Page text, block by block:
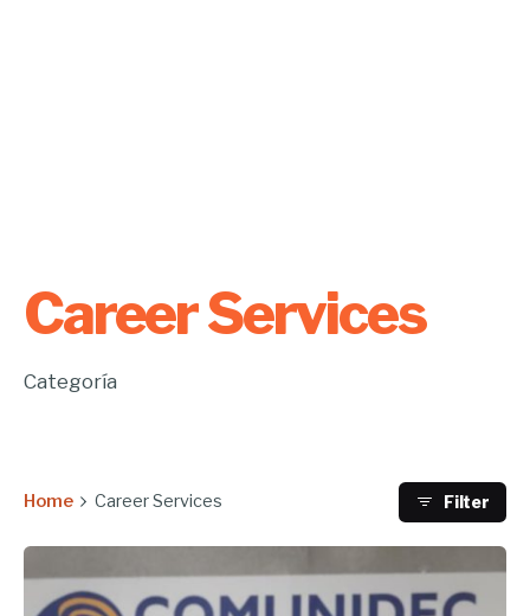
Career Services
Categoría
Home Career Services Filter